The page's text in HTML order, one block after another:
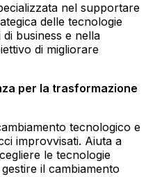
nel supportare
delle tecnologie
business e nella
di migliorare
per la trasformazione
tecnologico e
improvvisati. Aiuta a
le tecnologie
il cambiamento